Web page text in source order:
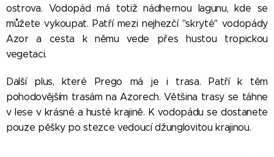
ostrova. Vodopád má totiž nádhernou lagunu, kde se
můžete vykoupat. Patří mezi nejhezčí "skryté" vodopády
Azor a cesta k němu vede přes hustou tropickou
vegetaci.
Další plus, které Prego má je i trasa. Patří k těm
pohodovějším trasám na Azorech. Většina trasy se táhne
v lese v krásné a husté krajině. K vodopádu se dostanete
pouze pěšky po stezce vedoucí džunglovitou krajinou.